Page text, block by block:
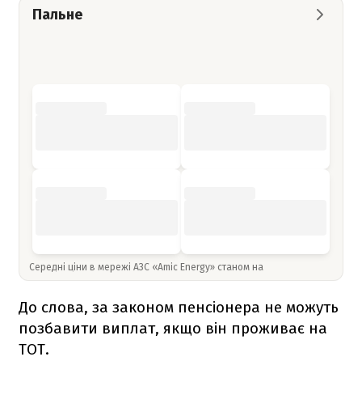
Пальне
Середні ціни в мережі АЗС «Amic Energy» станом на
До слова, за законом пенсіонера не можуть
позбавити виплат, якщо він проживає на
ТОТ.